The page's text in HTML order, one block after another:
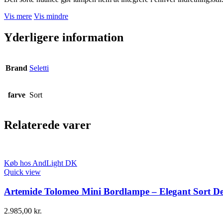
Vis mere Vis mindre
Yderligere information
Brand Seletti
farve Sort
Relaterede varer
Køb hos AndLight DK
Quick view
Artemide Tolomeo Mini Bordlampe – Elegant Sort
2.985,00 kr.